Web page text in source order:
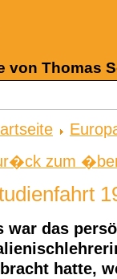
von Thomas
zum
war das
hatte,